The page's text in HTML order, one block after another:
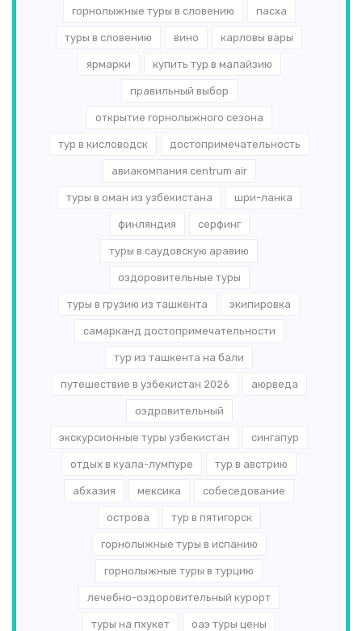
горнолыжные туры в словению пасха
туры в словению вино карловы вары
ярмарки купить тур в малайзию
правильный выбор
открытие горнолыжного сезона
тур в кисловодск достопримечательность
авиакомпания centrum air
туры в оман из узбекистана шри-ланка
финляндия серфинг
туры в саудовскую аравию
оздоровительные туры
туры в грузию из ташкента экипировка
самарканд достопримечательности
тур из ташкента на бали
путешествие в узбекистан 2026 аюрведа
оздровительный
экскурсионные туры узбекистан сингапур
отдых в куала-лумпуре тур в австрию
абхазия мексика собеседование
острова тур в пятигорск
горнолыжные туры в испанию
горнолыжные туры в турцию
лечебно-оздоровительный курорт
туры на пхукет оаэ туры цены